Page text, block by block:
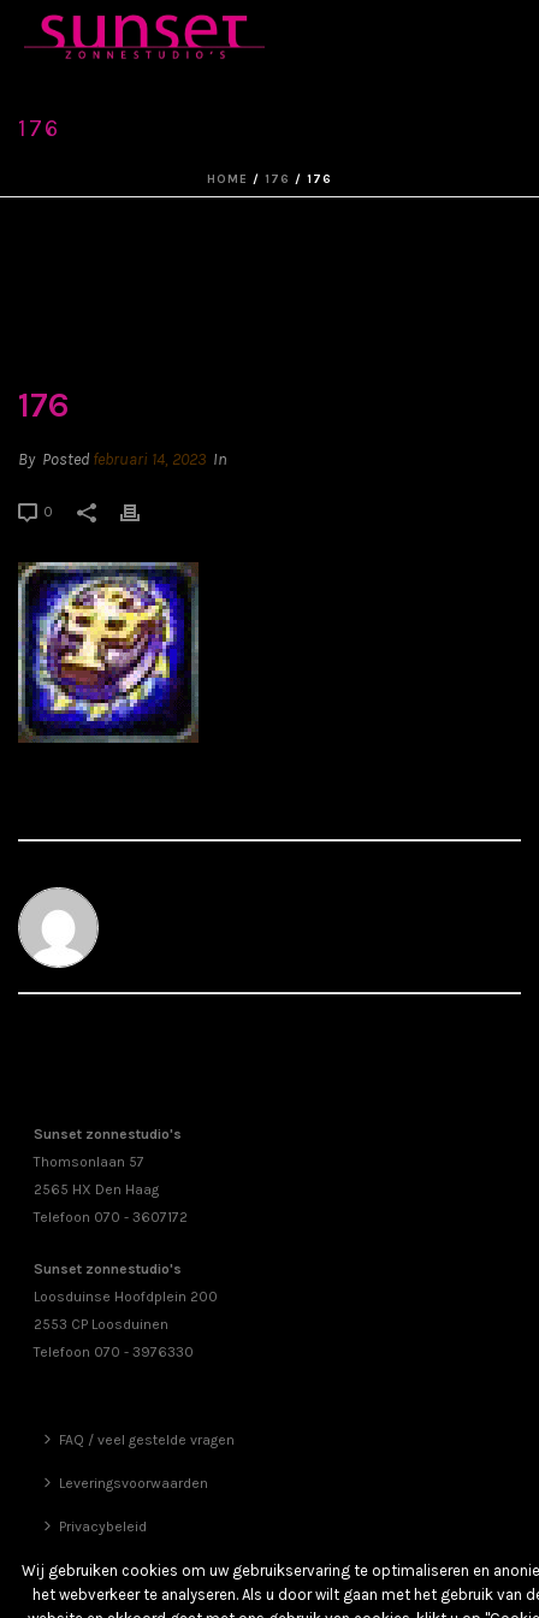
176
HOME / 176 / 176
176
By Posted februari 14, 2023 In
0
Sunset zonnestudio's
Thomsonlaan 57
2565 HX Den Haag
Telefoon 070 - 3607172
Sunset zonnestudio's
Loosduinse Hoofdplein 200
2553 CP Loosduinen
Telefoon 070 - 3976330
FAQ / veel gestelde vragen
Leveringsvoorwaarden
Privacybeleid
Vrienden
Wij gebruiken cookies om uw gebruikservaring te optimaliseren en
het webverkeer te analyseren. Als u door wilt gaan met het gebruik van